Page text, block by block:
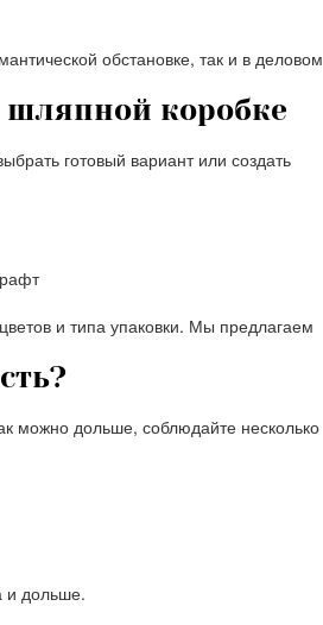
обстановке, так и в деловом
коробке
готовый вариант или создать
и типа упаковки. Мы предлагаем
можно дольше, соблюдайте несколько
и дольше.